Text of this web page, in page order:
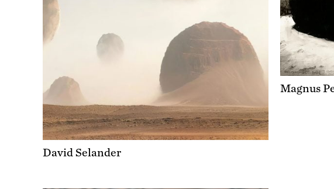
David Selander
Magnus